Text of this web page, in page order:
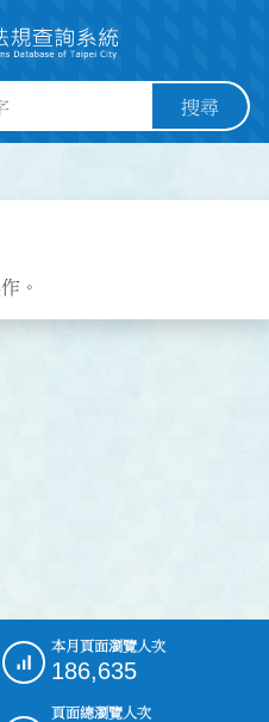
搜尋
。
本月頁面瀏覽人次
186,635
頁面總瀏覽人次